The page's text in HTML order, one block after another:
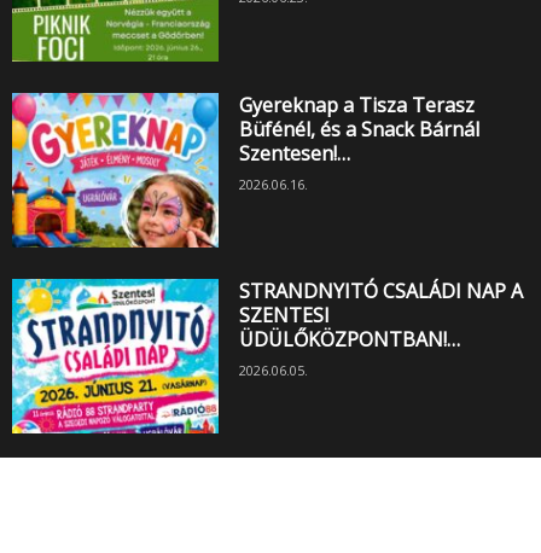
Gyereknap a Tisza Terasz
Büfénél, és a Snack Bárnál
Szentesen!…
2026.06.16.
STRANDNYITÓ CSALÁDI NAP A
SZENTESI
ÜDÜLŐKÖZPONTBAN!…
2026.06.05.